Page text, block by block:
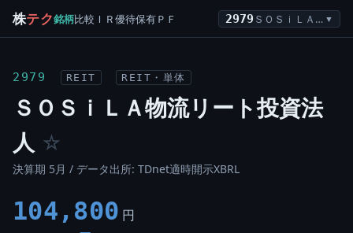
株テク銘柄比較 ＩＲ優待保有ＰＦ 2979 ＳＯＳｉＬＡ物流リート投資法人 ▼
2979 REIT REIT・単体
ＳＯＳｉＬＡ物流リート投資法
人 ☆
決算期 5月 / データ出所: TDnet適時開示XBRL
104,800 円